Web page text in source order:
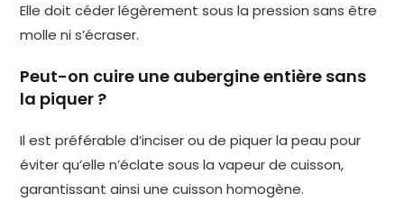
Elle doit céder légèrement sous la pression sans être
molle ni s’écraser.
Peut-on cuire une aubergine entière sans
la piquer ?
Il est préférable d’inciser ou de piquer la peau pour
éviter qu’elle n’éclate sous la vapeur de cuisson,
garantissant ainsi une cuisson homogène.